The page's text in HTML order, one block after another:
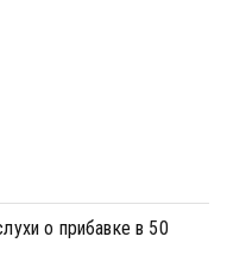
о прибавке в 50